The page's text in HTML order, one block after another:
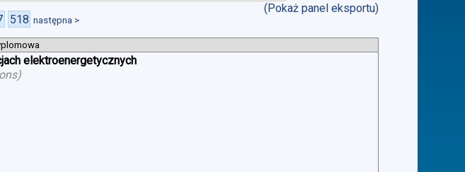
(Pokaż panel eksportu)
518 następna >
elektroenergetycznych
)